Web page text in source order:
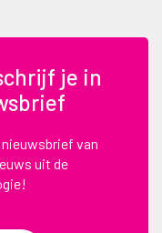
je in
van
uit de